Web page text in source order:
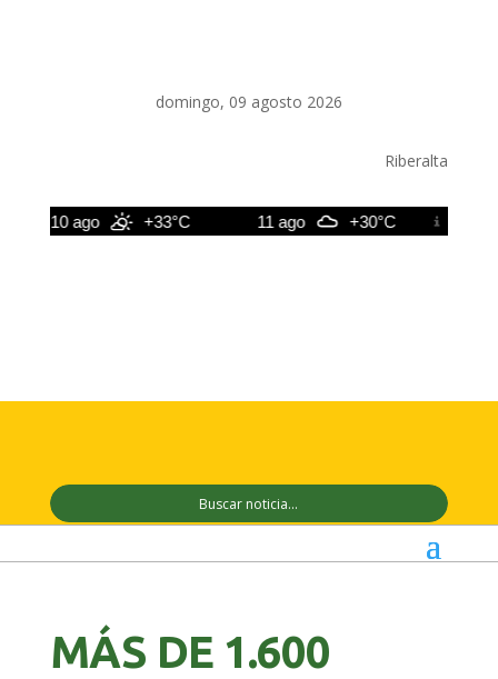
domingo, 09 agosto 2026
Riberalta
10 ago +33°C 11 ago +30°C
MÁS DE 1.600